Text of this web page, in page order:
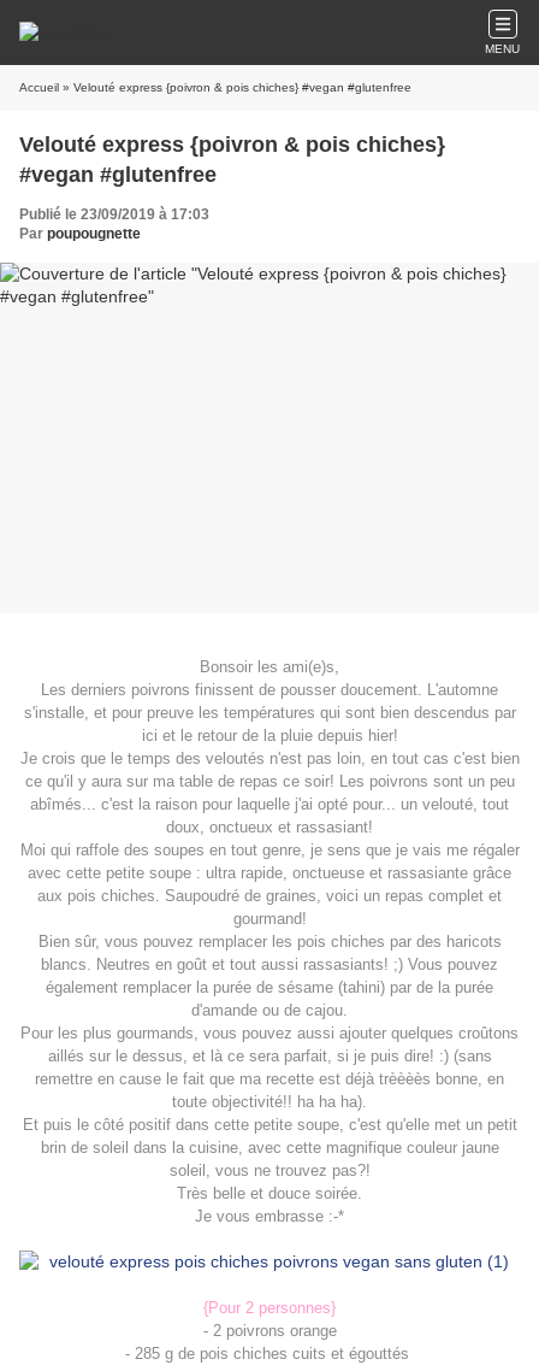
MENU
Accueil » Velouté express {poivron & pois chiches} #vegan #glutenfree
Velouté express {poivron & pois chiches}
#vegan #glutenfree
Publié le 23/09/2019 à 17:03
Par poupougnette
Bonsoir les ami(e)s,
Les derniers poivrons finissent de pousser doucement. L'automne
s'installe, et pour preuve les températures qui sont bien descendus par
ici et le retour de la pluie depuis hier!
Je crois que le temps des veloutés n'est pas loin, en tout cas c'est bien
ce qu'il y aura sur ma table de repas ce soir! Les poivrons sont un peu
abîmés... c'est la raison pour laquelle j'ai opté pour... un velouté, tout
doux, onctueux et rassasiant!
Moi qui raffole des soupes en tout genre, je sens que je vais me régaler
avec cette petite soupe : ultra rapide, onctueuse et rassasiante grâce
aux pois chiches. Saupoudré de graines, voici un repas complet et
gourmand!
Bien sûr, vous pouvez remplacer les pois chiches par des haricots
blancs. Neutres en goût et tout aussi rassasiants! ;) Vous pouvez
également remplacer la purée de sésame (tahini) par de la purée
d'amande ou de cajou.
Pour les plus gourmands, vous pouvez aussi ajouter quelques croûtons
aillés sur le dessus, et là ce sera parfait, si je puis dire! :) (sans
remettre en cause le fait que ma recette est déjà trèèèès bonne, en
toute objectivité!! ha ha ha).
Et puis le côté positif dans cette petite soupe, c'est qu'elle met un petit
brin de soleil dans la cuisine, avec cette magnifique couleur jaune
soleil, vous ne trouvez pas?!
Très belle et douce soirée.
Je vous embrasse :-*
{Pour 2 personnes}
- 2 poivrons orange
- 285 g de pois chiches cuits et égouttés